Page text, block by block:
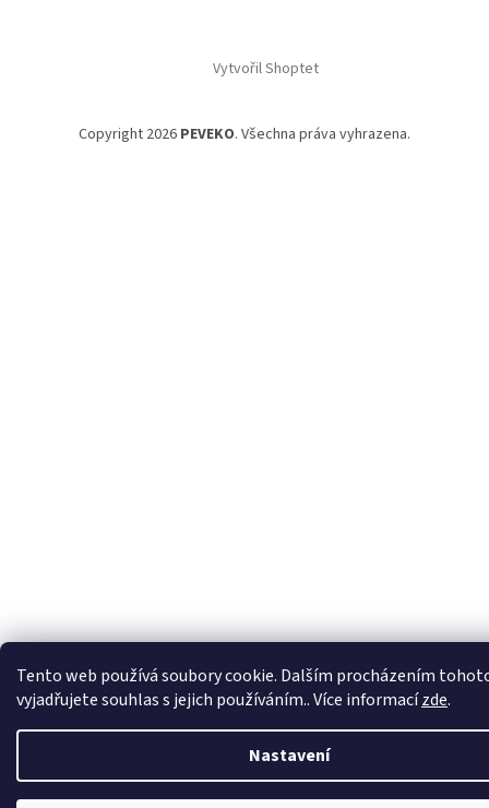
Tento web používá soubory cookie. Dalším procházením
vyjadřujete souhlas s jejich používáním.. Více informacízde.
Nastavení
Vytvořil Shoptet
Copyright 2026 PEVEKO. Všechna práva vyhrazena.